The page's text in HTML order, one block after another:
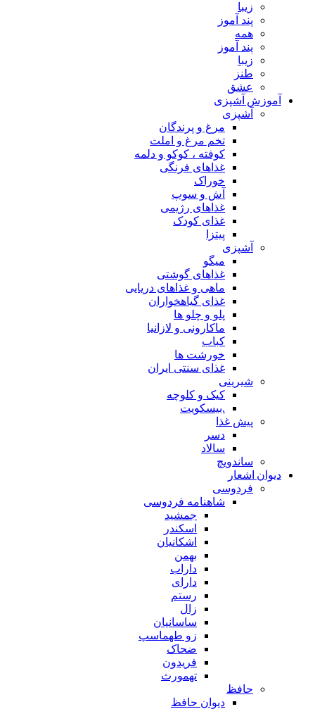
زیبا
پند آموز
همه
پند آموز
زیبا
طنز
عشق
آموزش آشپزی
آشپزی
مرغ و پرندگان
تخم مرغ و املت
کوفته ، کوکو و دلمه
غذاهای فرنگی
خوراک
آش و سوپ
غذاهای رژیمی
غذای کودک
پیتزا
آشپزی
میگو
غذاهای گوشتی
ماهی و غذاهای دریایی
غذای گیاهخواران
پلو و چلو ها
ماکارونی و لازانیا
کباب
خورشت ها
غذای سنتی ایران
شیرینی
کیک و کلوچه
.بیسکویت
پیش غذا
دسر
سالاد
ساندویچ
دیوان اشعار
فردوسی
شاهنامه فردوسی
جمشید
اسکندر
اشکانیان
بهمن
داراب
دارای
رستم
زال
ساسانیان
زو طهماسپ‏
ضحاک
فریدون
تهمورث
حافظ
دیوان حافظ